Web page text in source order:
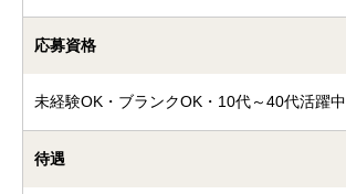
応募資格
未経験OK・ブランクOK・10代～40代活躍中
待遇